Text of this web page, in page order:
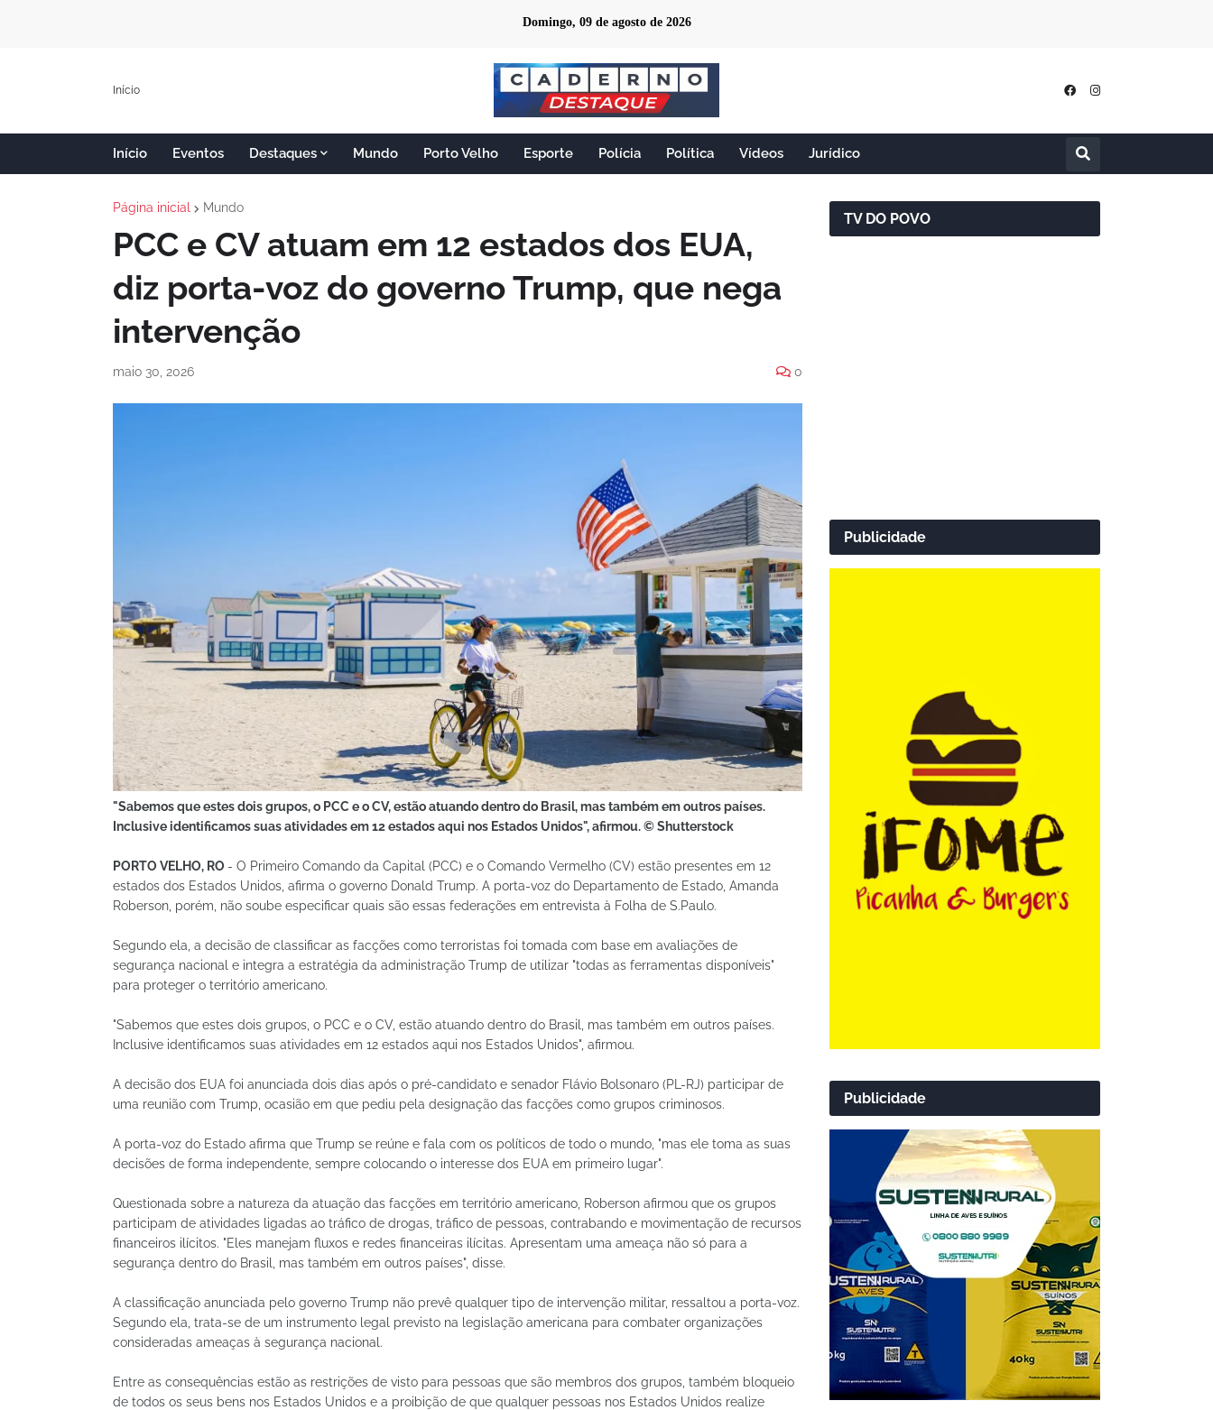
Domingo, 09 de agosto de 2026
Início
Início Eventos Destaques Mundo Porto Velho Esporte Polícia Política Vídeos Jurídico
Página inicial Mundo
PCC e CV atuam em 12 estados dos EUA,
diz porta-voz do governo Trump, que nega
intervenção
maio 30, 2026 0
"Sabemos que estes dois grupos, o PCC e o CV, estão atuando dentro do Brasil, mas também em outros países.
Inclusive identificamos suas atividades em 12 estados aqui nos Estados Unidos", afirmou. © Shutterstock
PORTO VELHO, RO - O Primeiro Comando da Capital (PCC) e o Comando Vermelho (CV) estão presentes em 12
estados dos Estados Unidos, afirma o governo Donald Trump. A porta-voz do Departamento de Estado, Amanda
Roberson, porém, não soube especificar quais são essas federações em entrevista à Folha de S.Paulo.
Segundo ela, a decisão de classificar as facções como terroristas foi tomada com base em avaliações de
segurança nacional e integra a estratégia da administração Trump de utilizar "todas as ferramentas disponíveis"
para proteger o território americano.
"Sabemos que estes dois grupos, o PCC e o CV, estão atuando dentro do Brasil, mas também em outros países.
Inclusive identificamos suas atividades em 12 estados aqui nos Estados Unidos", afirmou.
A decisão dos EUA foi anunciada dois dias após o pré-candidato e senador Flávio Bolsonaro (PL-RJ) participar de
uma reunião com Trump, ocasião em que pediu pela designação das facções como grupos criminosos.
A porta-voz do Estado afirma que Trump se reúne e fala com os políticos de todo o mundo, "mas ele toma as suas
decisões de forma independente, sempre colocando o interesse dos EUA em primeiro lugar".
Questionada sobre a natureza da atuação das facções em território americano, Roberson afirmou que os grupos
participam de atividades ligadas ao tráfico de drogas, tráfico de pessoas, contrabando e movimentação de recursos
financeiros ilícitos. "Eles manejam fluxos e redes financeiras ilícitas. Apresentam uma ameaça não só para a
segurança dentro do Brasil, mas também em outros países", disse.
A classificação anunciada pelo governo Trump não prevê qualquer tipo de intervenção militar, ressaltou a porta-voz.
Segundo ela, trata-se de um instrumento legal previsto na legislação americana para combater organizações
consideradas ameaças à segurança nacional.
Entre as consequências estão as restrições de visto para pessoas que são membros dos grupos, também bloqueio
de todos os seus bens nos Estados Unidos e a proibição de que qualquer pessoas nos Estados Unidos realize
TV DO POVO
Publicidade
Publicidade